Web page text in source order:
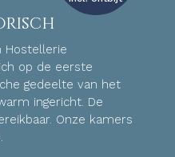
Hostellerie
op de eerste
gedeelte van het
ingericht. De
Onze kamers